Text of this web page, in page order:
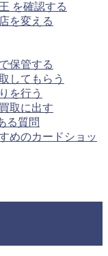
を確認する
を変える
保管する
してもらう
を行う
取に出す
る質問
めのカードショッ